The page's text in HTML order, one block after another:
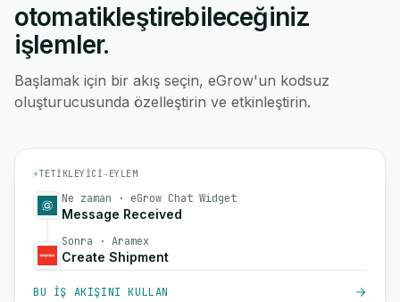
otomatikleştirebileceğiniz
işlemler.
Başlamak için bir akış seçin, eGrow'un kodsuz
oluşturucusunda özelleştirin ve etkinleştirin.
⚡TETIKLEYICI→EYLEM
Ne zaman · eGrow Chat Widget
Message Received
Sonra · Aramex
Create Shipment
BU IŞ AKIŞINI KULLAN